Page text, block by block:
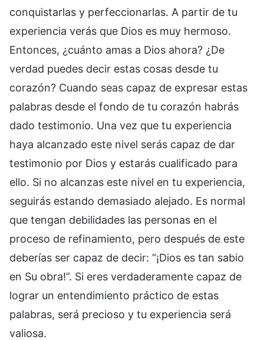
conquistarlas y perfeccionarlas. A partir de tu
experiencia verás que Dios es muy hermoso.
Entonces, ¿cuánto amas a Dios ahora? ¿De
verdad puedes decir estas cosas desde tu
corazón? Cuando seas capaz de expresar estas
palabras desde el fondo de tu corazón habrás
dado testimonio. Una vez que tu experiencia
haya alcanzado este nivel serás capaz de dar
testimonio por Dios y estarás cualificado para
ello. Si no alcanzas este nivel en tu experiencia,
seguirás estando demasiado alejado. Es normal
que tengan debilidades las personas en el
proceso de refinamiento, pero después de este
deberías ser capaz de decir: “¡Dios es tan sabio
en Su obra!”. Si eres verdaderamente capaz de
lograr un entendimiento práctico de estas
palabras, será precioso y tu experiencia será
valiosa.